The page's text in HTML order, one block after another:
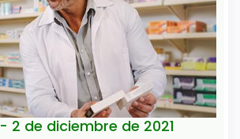
- 2 de diciembre de 2021